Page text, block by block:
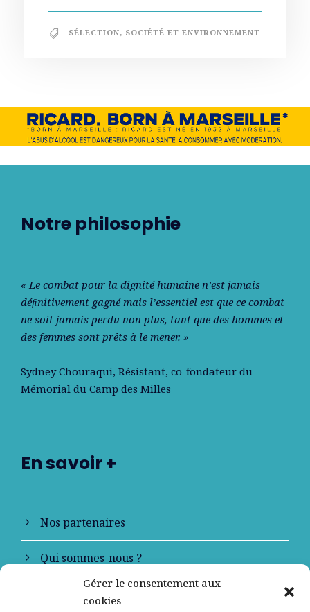
Gérer le consentement aux
cookies
SÉLECTION, SOCIÉTÉ ET ENVIRONNEMENT
Notre philosophie
« Le combat pour la dignité humaine n’est jamais
déﬁnitivement gagné mais l’essentiel est que ce combat
ne soit jamais perdu non plus, tant que des hommes et
des femmes sont prêts à le mener. »
Sydney Chouraqui, Résistant, co-fondateur du
Mémorial du Camp des Milles
En savoir +
Nos partenaires
Qui sommes-nous ?
Contactez-nous